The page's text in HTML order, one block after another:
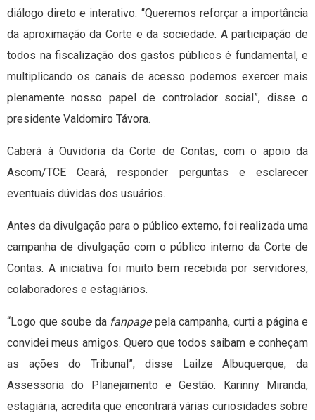
diálogo direto e interativo. “Queremos reforçar a importância
da aproximação da Corte e da sociedade. A participação de
todos na fiscalização dos gastos públicos é fundamental, e
multiplicando os canais de acesso podemos exercer mais
plenamente nosso papel de controlador social”, disse o
presidente Valdomiro Távora.
Caberá à Ouvidoria da Corte de Contas, com o apoio da
Ascom/TCE Ceará, responder perguntas e esclarecer
eventuais dúvidas dos usuários.
Antes da divulgação para o público externo, foi realizada uma
campanha de divulgação com o público interno da Corte de
Contas. A iniciativa foi muito bem recebida por servidores,
colaboradores e estagiários.
“Logo que soube da fanpagepela campanha, curti a página e
convidei meus amigos. Quero que todos saibam e conheçam
as ações do Tribunal”, disse Lailze Albuquerque, da
Assessoria do Planejamento e Gestão. Karinny Miranda,
estagiária, acredita que encontrará várias curiosidades sobre